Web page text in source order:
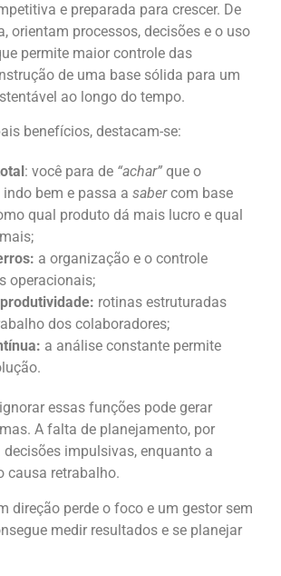
e preparada para crescer. De
orientam processos, decisões e o uso
permite maior controle das
de uma base sólida para um
ao longo do tempo.
benefícios, destacam-se:
: você para de “achar” que o
bem e passa a sabercom base
qual produto dá mais lucro e qual
a organização e o controle
operacionais;
rotinas estruturadas
dos colaboradores;
a análise constante permite
essas funções pode gerar
A falta de planejamento, por
decisões impulsivas, enquanto a
causa retrabalho.
direção perde o foco e um gestor sem
medir resultados e se planejar